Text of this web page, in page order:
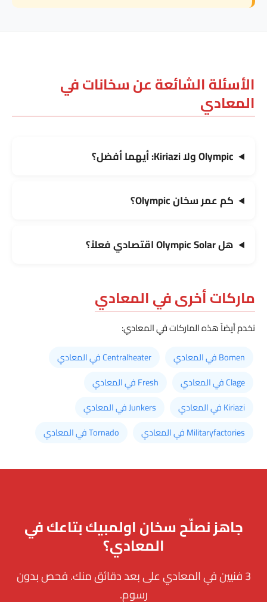
الأسئلة الشائعة عن سخانات في
المعادي
Olympic ولا Kiriazi: أيهما أفضل؟
كم عمر سخان Olympic؟
هل Olympic Solar اقتصادي فعلاً؟
ماركات أخرى في المعادي
نخدم أيضاً هذه الماركات في المعادي:
Bomen في المعادي
Centralheater في المعادي
Clage في المعادي
Fresh في المعادي
Kiriazi في المعادي
Junkers في المعادي
Militaryfactories في المعادي
Tornado في المعادي
جاهز نصلّح سخان اولمبيك بتاعك في
المعادي؟
3 فنيين في المعادي على بعد دقائق منك. فحص بدون
رسوم.